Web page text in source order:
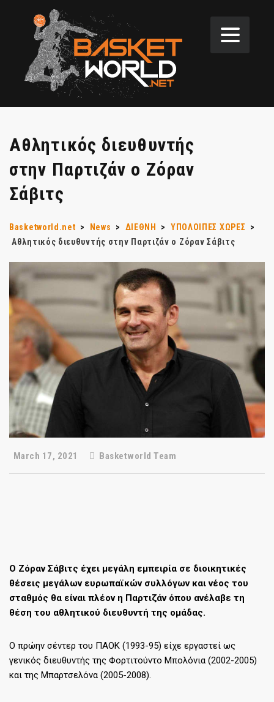
Aθλητικός διευθυντής
στην Παρτιζάν ο Ζόραν
Σάβιτς
Basketworld.net > News > ΔΙΕΘΝΗ > ΥΠΟΛΟΙΠΕΣ ΧΩΡΕΣ
>
Aθλητικός διευθυντής στην Παρτιζάν ο Ζόραν Σάβιτς
March 17, 2021 Basketworld Team
Ο Ζόραν Σάβιτς έχει μεγάλη εμπειρία σε διοικητικές
θέσεις μεγάλων ευρωπαϊκών συλλόγων και νέος του
σταθμός θα είναι πλέον η Παρτιζάν όπου ανέλαβε τη
θέση του αθλητικού διευθυντή της ομάδας.
Ο πρώην σέντερ του ΠΑΟΚ (1993-95) είχε εργαστεί ως
γενικός διευθυντής της Φορτιτούντο Μπολόνια (2002-2005)
και της Μπαρτσελόνα (2005-2008).